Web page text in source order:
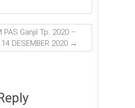
PAS Ganjil Tp. 2020 –
DESEMBER 2020 →